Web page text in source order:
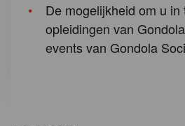
De mogelijkheid om u
opleidingen van
events van Gondola